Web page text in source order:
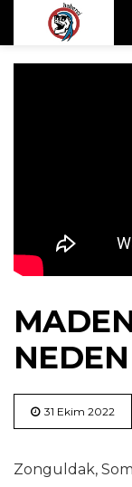
31 Ekim 2022
Zonguldak,